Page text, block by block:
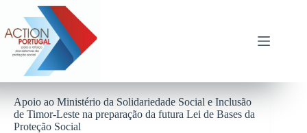
conteúdo
Apoio ao Ministério da Solidariedade Social e Inclusão
de Timor-Leste na preparação da futura Lei de Bases da
Proteção Social